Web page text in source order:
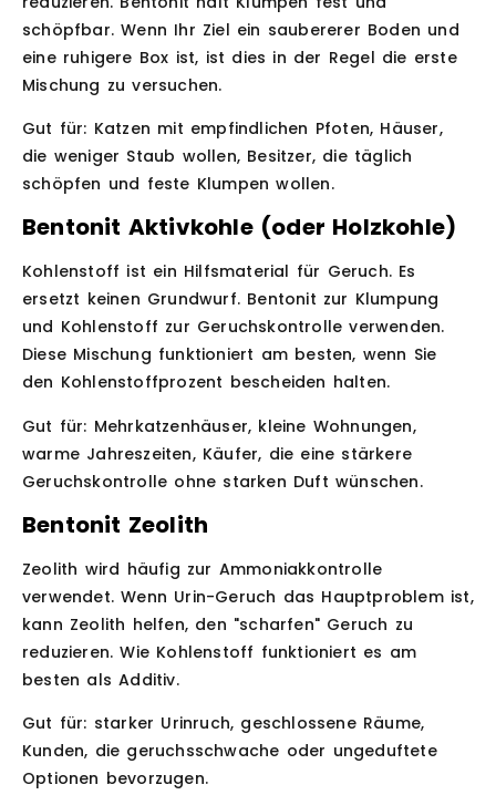
schöpfbar. Wenn Ihr Ziel ein saubererer Boden und
eine ruhigere Box ist, ist dies in der Regel die erste
Mischung zu versuchen.
Gut für: Katzen mit empfindlichen Pfoten, Häuser,
die weniger Staub wollen, Besitzer, die täglich
schöpfen und feste Klumpen wollen.
Bentonit Aktivkohle (oder Holzkohle)
Kohlenstoff ist ein Hilfsmaterial für Geruch. Es
ersetzt keinen Grundwurf. Bentonit zur Klumpung
und Kohlenstoff zur Geruchskontrolle verwenden.
Diese Mischung funktioniert am besten, wenn Sie
den Kohlenstoffprozent bescheiden halten.
Gut für: Mehrkatzenhäuser, kleine Wohnungen,
warme Jahreszeiten, Käufer, die eine stärkere
Geruchskontrolle ohne starken Duft wünschen.
Bentonit Zeolith
Zeolith wird häufig zur Ammoniakkontrolle
verwendet. Wenn Urin-Geruch das Hauptproblem ist,
kann Zeolith helfen, den "scharfen" Geruch zu
reduzieren. Wie Kohlenstoff funktioniert es am
besten als Additiv.
Gut für: starker Urinruch, geschlossene Räume,
Kunden, die geruchsschwache oder ungeduftete
Optionen bevorzugen.